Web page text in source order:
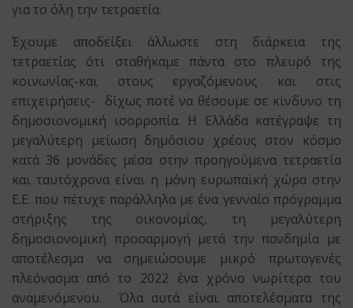
για το όλη την τετραετία.
Έχουμε αποδείξει άλλωστε στη διάρκεια της
τετραετίας ότι σταθήκαμε πάντα στο πλευρό της
κοινωνίας-και στους εργαζόμενους και στις
επιχειρήσεις- δίχως ποτέ να θέσουμε σε κίνδυνο τη
δημοσιονομική ισορροπία. Η Ελλάδα κατέγραψε τη
μεγαλύτερη μείωση δημόσιου χρέους στον κόσμο
κατά 36 μονάδες μέσα στην προηγούμενα τετραετία
και ταυτόχρονα είναι η μόνη ευρωπαϊκή χώρα στην
Ε.Ε. που πέτυχε παράλληλα με ένα γενναίο πρόγραμμα
στήριξης της οικονομίας, τη μεγαλύτερη
δημοσιονομική προσαρμογή μετά την πανδημία με
αποτέλεσμα να σημειώσουμε μικρό πρωτογενές
πλεόνασμα από το 2022 ένα χρόνο νωρίτερα του
αναμενόμενου. Όλα αυτά είναι αποτελέσματα της